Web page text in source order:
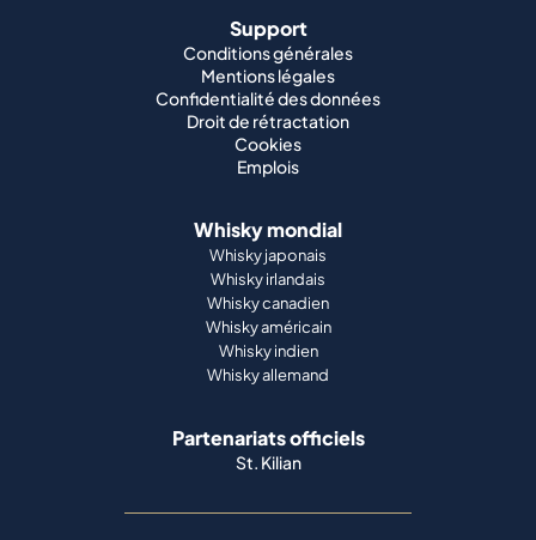
Support
Conditions générales
Mentions légales
Confidentialité des données
Droit de rétractation
Cookies
Emplois
Whisky mondial
Whisky japonais
Whisky irlandais
Whisky canadien
Whisky américain
Whisky indien
Whisky allemand
Partenariats officiels
St. Kilian